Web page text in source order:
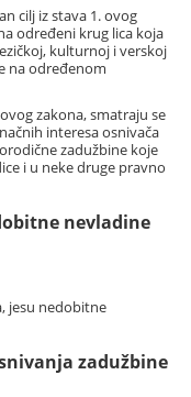
cilj iz stava 1. ovog
određeni krug lica koja
kulturnoj i verskoj
na određenom
zakona, smatraju se
interesa osnivača
zadužbine koje
i u neke druge pravno
nevladine
jesu nedobitne
zadužbine